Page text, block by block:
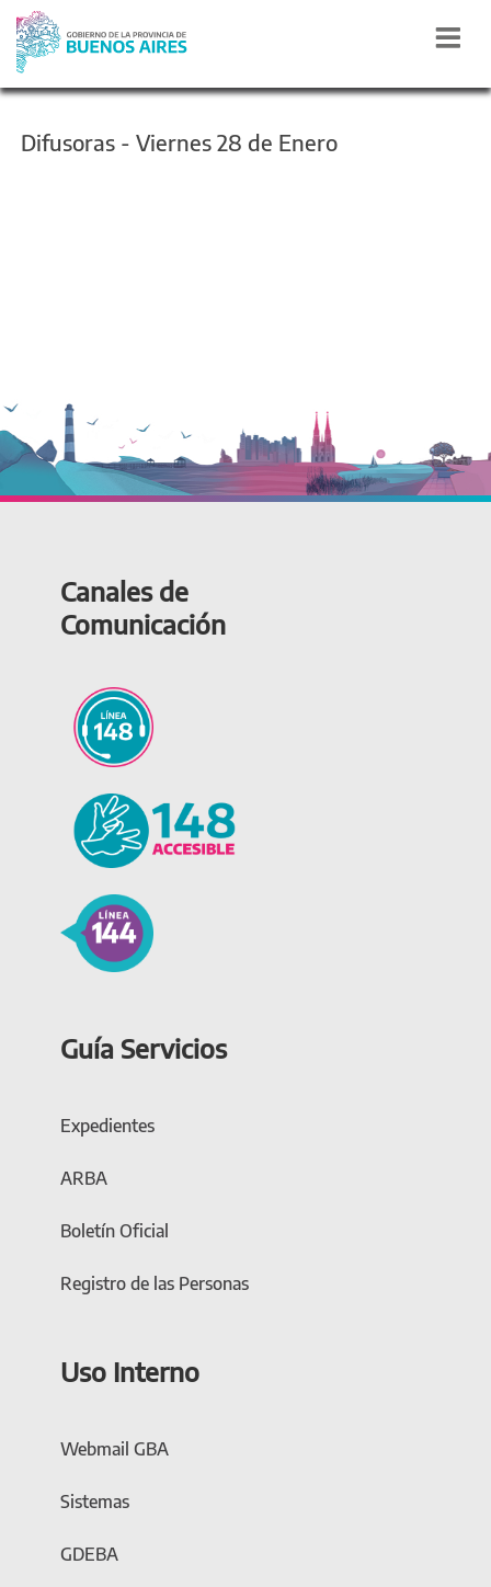
Difusoras - Viernes 28 de Enero
Canales de
Comunicación
Guía Servicios
Expedientes
ARBA
Boletín Oficial
Registro de las Personas
Uso Interno
Webmail GBA
Sistemas
GDEBA